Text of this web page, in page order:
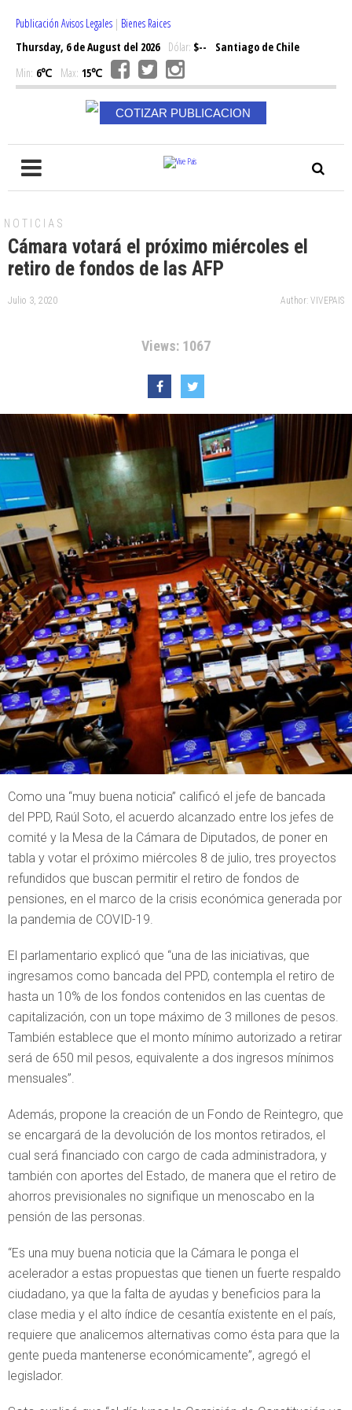
Publicación Avisos Legales | Bienes Raices
Thursday, 6 de August del 2026Dólar: $--
Santiago de Chile
Min: 6℃ Max: 15℃
COTIZAR PUBLICACION
NOTICIAS
Cámara votará el próximo miércoles el
retiro de fondos de las AFP
Julio 3, 2020 Author: VIVEPAIS
Views: 1067
Como una “muy buena noticia” calificó el jefe de bancada
del PPD, Raúl Soto, el acuerdo alcanzado entre los jefes de
comité y la Mesa de la Cámara de Diputados, de poner en
tabla y votar el próximo miércoles 8 de julio, tres proyectos
refundidos que buscan permitir el retiro de fondos de
pensiones, en el marco de la crisis económica generada por
la pandemia de COVID-19.
El parlamentario explicó que “una de las iniciativas, que
ingresamos como bancada del PPD, contempla el retiro de
hasta un 10% de los fondos contenidos en las cuentas de
capitalización, con un tope máximo de 3 millones de pesos.
También establece que el monto mínimo autorizado a retirar
será de 650 mil pesos, equivalente a dos ingresos mínimos
mensuales”.
Además, propone la creación de un Fondo de Reintegro, que
se encargará de la devolución de los montos retirados, el
cual será financiado con cargo de cada administradora, y
también con aportes del Estado, de manera que el retiro de
ahorros previsionales no signifique un menoscabo en la
pensión de las personas.
“Es una muy buena noticia que la Cámara le ponga el
acelerador a estas propuestas que tienen un fuerte respaldo
ciudadano, ya que la falta de ayudas y beneficios para la
clase media y el alto índice de cesantía existente en el país,
requiere que analicemos alternativas como ésta para que la
gente pueda mantenerse económicamente”, agregó el
legislador.